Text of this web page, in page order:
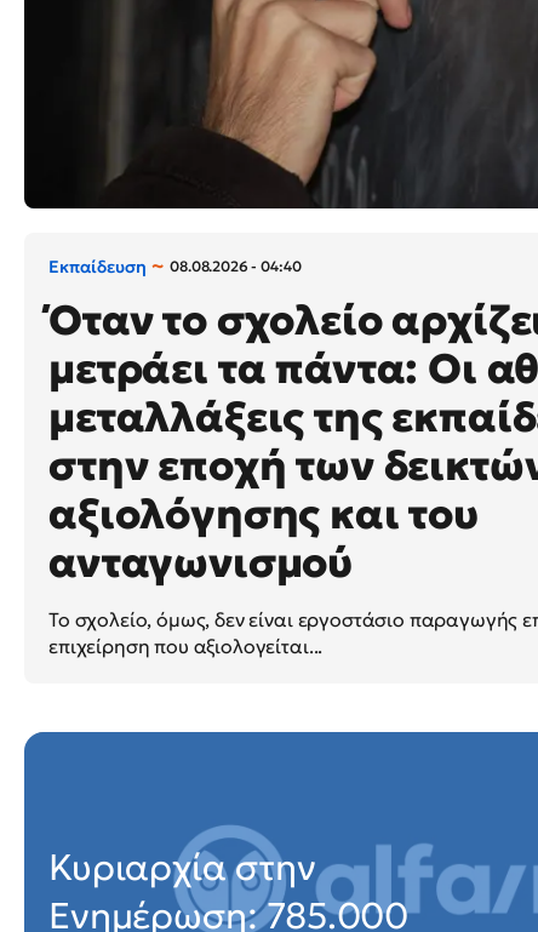
Εκπαίδευση 08.08.2026 - 04:40
Όταν το σχολείο
μετράει τα πάντα: Οι
μεταλλάξεις της
στην εποχή των
αξιολόγησης και του
ανταγωνισμού
Το σχολείο, όμως, δεν είναι εργοστάσιο παραγωγής
επιχείρηση που αξιολογείται...
Κυριαρχία στην
Ενημέρωση: 785.000